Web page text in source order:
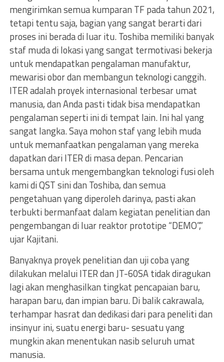
mengirimkan semua kumparan TF pada tahun 2021,
tetapi tentu saja, bagian yang sangat berarti dari
proses ini berada di luar itu. Toshiba memiliki banyak
staf muda di lokasi yang sangat termotivasi bekerja
untuk mendapatkan pengalaman manufaktur,
mewarisi obor dan membangun teknologi canggih.
ITER adalah proyek internasional terbesar umat
manusia, dan Anda pasti tidak bisa mendapatkan
pengalaman seperti ini di tempat lain. Ini hal yang
sangat langka. Saya mohon staf yang lebih muda
untuk memanfaatkan pengalaman yang mereka
dapatkan dari ITER di masa depan. Pencarian
bersama untuk mengembangkan teknologi fusi oleh
kami di QST sini dan Toshiba, dan semua
pengetahuan yang diperoleh darinya, pasti akan
terbukti bermanfaat dalam kegiatan penelitian dan
pengembangan di luar reaktor prototipe “DEMO”,”
ujar Kajitani.
Banyaknya proyek penelitian dan uji coba yang
dilakukan melalui ITER dan JT-60SA tidak diragukan
lagi akan menghasilkan tingkat pencapaian baru,
harapan baru, dan impian baru. Di balik cakrawala,
terhampar hasrat dan dedikasi dari para peneliti dan
insinyur ini, suatu energi baru- sesuatu yang
mungkin akan menentukan nasib seluruh umat
manusia.